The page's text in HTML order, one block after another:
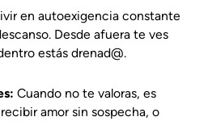
en autoexigencia constante
Desde afuera te ves
estás drenad@.
Cuando no te valoras, es
amor sin sospecha, o